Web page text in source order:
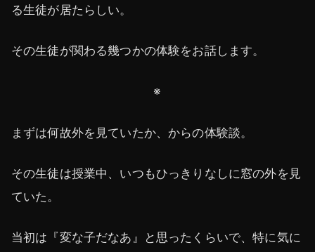
る生徒が居たらしい。
その生徒が関わる幾つかの体験をお話します。
※
まずは何故外を見ていたか、からの体験談。
その生徒は授業中、いつもひっきりなしに窓の外を見
ていた。
当初は『変な子だなあ』と思ったくらいで、特に気に